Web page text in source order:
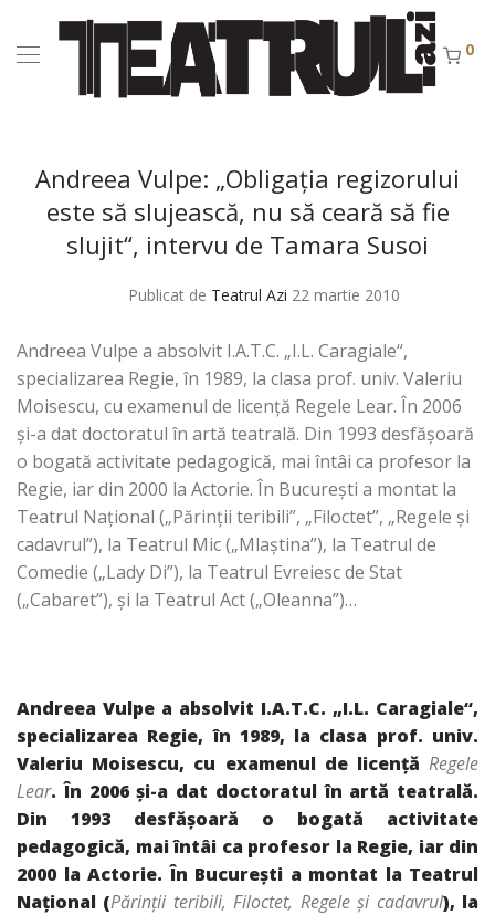
0
Andreea Vulpe: „Obligaţia regizorului
este să slujească, nu să ceară să fie
slujit“, intervu de Tamara Susoi
Publicat de Teatrul Azi 22 martie 2010
Andreea Vulpe a absolvit I.A.T.C. „I.L. Caragiale“,
specializarea Regie, în 1989, la clasa prof. univ. Valeriu
Moisescu, cu examenul de licenţă Regele Lear. În 2006
şi-a dat doctoratul în artă teatrală. Din 1993 desfăşoară
o bogată activitate pedagogică, mai întâi ca profesor la
Regie, iar din 2000 la Actorie. În Bucureşti a montat la
Teatrul Naţional („Părinţii teribili”, „Filoctet”, „Regele şi
cadavrul”), la Teatrul Mic („Mlaştina”), la Teatrul de
Comedie („Lady Di”), la Teatrul Evreiesc de Stat
(„Cabaret”), şi la Teatrul Act („Oleanna”)…
Andreea Vulpe a absolvit I.A.T.C. „I.L. Caragiale“,
specializarea Regie, în 1989, la clasa prof. univ.
Valeriu Moisescu, cu examenul de licenţă Regele
Lear. În 2006 şi-a dat doctoratul în artă teatrală.
Din 1993 desfăşoară o bogată activitate
pedagogică, mai întâi ca profesor la Regie, iar din
2000 la Actorie. În Bucureşti a montat la Teatrul
Naţional (Părinţii teribili, Filoctet, Regele şi cadavrul), la